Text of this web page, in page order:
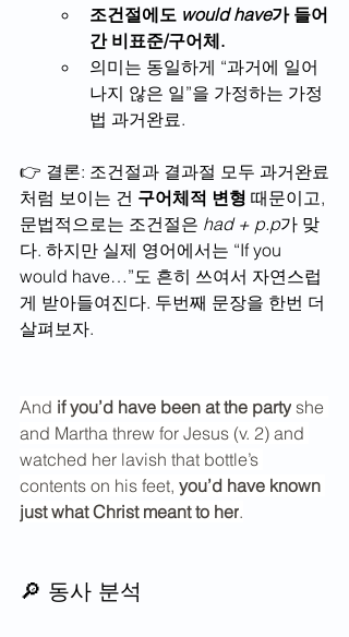
조건절에도 would have가 들어
간 비표준/구어체.
의미는 동일하게 “과거에 일어
나지 않은 일”을 가정하는 가정
법 과거완료.
👉 결론: 조건절과 결과절 모두 과거완료
처럼 보이는 건 구어체적 변형 때문이고,
문법적으로는 조건절은 had + p.p가 맞
다. 하지만 실제 영어에서는 “If you
would have…”도 흔히 쓰여서 자연스럽
게 받아들여진다. 두번째 문장을 한번 더
살펴보자.
And if you’d have been at the party she
and Martha threw for Jesus (v. 2) and
watched her lavish that bottle’s
contents on his feet, you’d have known
just what Christ meant to her.
🔎 동사 분석